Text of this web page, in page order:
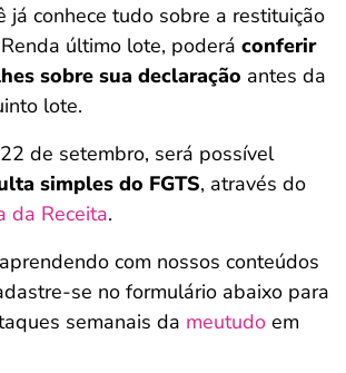
já conhece tudo sobre a restituição
último lote, poderá conferir
sobre sua declaração antes da
lote.
de setembro, será possível
simples do FGTS, através do
da Receita.
com nossos conteúdos
se no formulário abaixo para
semanais da meutudo em